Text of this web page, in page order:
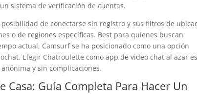
sistema de verificación de cuentas.
de conectarse sin registro y sus filtros de
o de regiones específicas. Best para quienes buscan
actual, Camsurf se ha posicionado como una opción
Elegir Chatroulette como app de video chat al azar es
y sin complicaciones.
Casa: Guía Completa Para Hacer Un